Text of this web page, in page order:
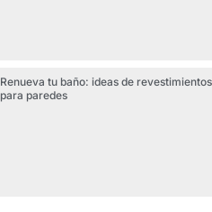
Renueva tu baño: ideas de revestimientos
para paredes